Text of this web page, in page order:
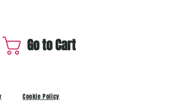
Go to Cart
Cookie Policy